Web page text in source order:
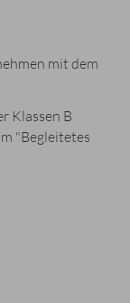
mit dem
Klassen B
"Begleitetes